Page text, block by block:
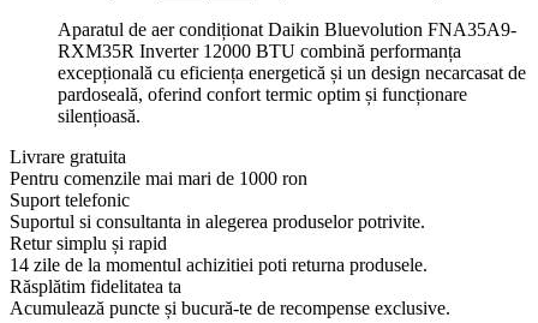
Aparatul de aer condiționat Daikin Bluevolution FNA35A9-
RXM35R Inverter 12000 BTU combină performanța
excepțională cu eficiența energetică și un design necarcasat de
pardoseală, oferind confort termic optim și funcționare
silențioasă.
Livrare gratuita
Pentru comenzile mai mari de 1000 ron
Suport telefonic
Suportul si consultanta in alegerea produselor potrivite.
Retur simplu și rapid
14 zile de la momentul achizitiei poti returna produsele.
Răsplătim fidelitatea ta
Acumulează puncte și bucură-te de recompense exclusive.